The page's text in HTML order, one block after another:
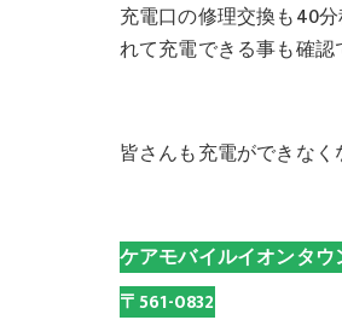
充電口の修理交換も40
れて充電できる事も確認
皆さんも充電ができな
ケアモバイルイオンタ
〒561-0832